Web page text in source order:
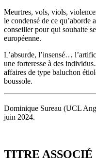
Meurtres, vols, viols,
le condensé de ce qu’aborde
conseiller pour qui souhaite
européenne.
L’absurde, l’insensé…
une forteresse à des
affaires de type baluchon
boussole.
Dominique Sureau (UCL
juin 2024.
TITRE ASSOCIÉ